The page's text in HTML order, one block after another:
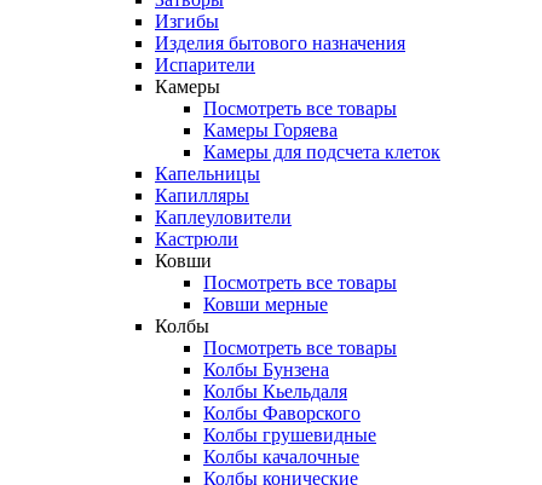
Изгибы
Изделия бытового назначения
Испарители
Камеры
Посмотреть все товары
Камеры Горяева
Камеры для подсчета клеток
Капельницы
Капилляры
Каплеуловители
Кастрюли
Ковши
Посмотреть все товары
Ковши мерные
Колбы
Посмотреть все товары
Колбы Бунзена
Колбы Кьельдаля
Колбы Фаворского
Колбы грушевидные
Колбы качалочные
Колбы конические